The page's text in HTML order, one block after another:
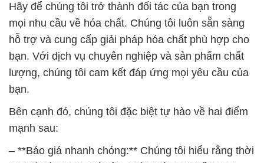
Hãy để chúng tôi trở thành đối tác của bạn trong
mọi nhu cầu về hóa chất. Chúng tôi luôn sẵn sàng
hỗ trợ và cung cấp giải pháp hóa chất phù hợp cho
bạn. Với dịch vụ chuyên nghiệp và sản phẩm chất
lượng, chúng tôi cam kết đáp ứng mọi yêu cầu của
bạn.
Bên cạnh đó, chúng tôi đặc biệt tự hào về hai điểm
mạnh sau:
– **Báo giá nhanh chóng:** Chúng tôi hiểu rằng thời